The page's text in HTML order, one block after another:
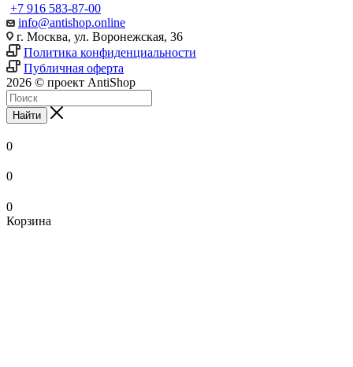
+7 916 583-87-00
info@antishop.online
г. Москва, ул. Воронежская, 36
Политика конфиденциальности
Публичная оферта
2026 © проект AntiShop
Найти
0
0
0
Корзина